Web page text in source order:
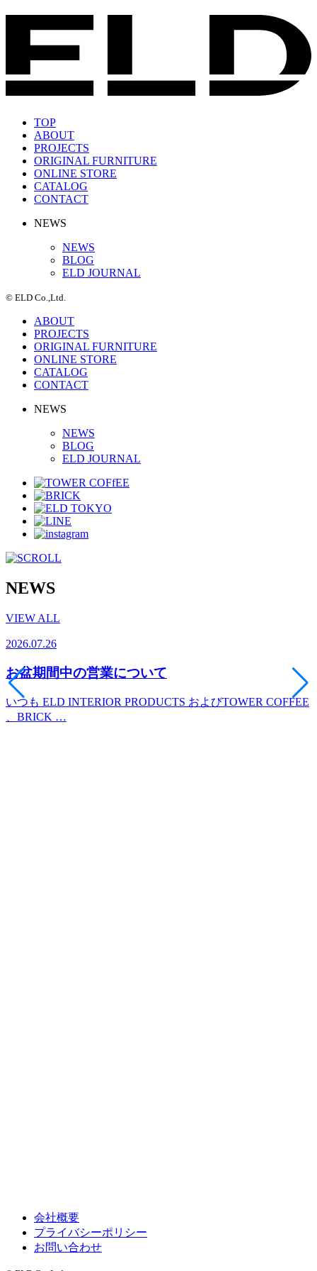
TOP
ABOUT
PROJECTS
ORIGINAL FURNITURE
ONLINE STORE
CATALOG
CONTACT
NEWS
NEWS
BLOG
ELD JOURNAL
© ELD Co.,Ltd.
ABOUT
PROJECTS
ORIGINAL FURNITURE
ONLINE STORE
CATALOG
CONTACT
NEWS
NEWS
BLOG
ELD JOURNAL
NEWS
VIEW ALL
2026.07.26
お盆期間中の営業について
いつも ELD INTERIOR PRODUCTS およびTOWER COFFEE
、BRICK …
会社概要
プライバシーポリシー
お問い合わせ